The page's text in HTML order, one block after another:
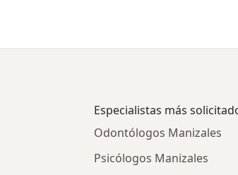
Especialistas más
Odontólogos Manizales
Psicólogos Manizales